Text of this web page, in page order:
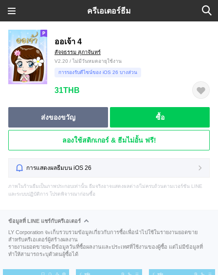
ครีเอเตอร์ธีม
ออเจ้า 4
สัจจธรรม สุภาจันทร์
V2.20 / ไม่มีวันหมดอายุใช้งาน
การรองรับดีไซน์ของ iOS 26 บางส่วน
31THB
ส่งของขวัญ ซื้อ
ลองใช้สติกเกอร์ & ธีมไม่อั้น ฟรี!
การแสดงผลธีมบน iOS 26
ภาพในร้านธีมเป็นภาพประกอบเท่านั้น ธีมจริงอาจแสดงผลต่าง/ไม่ครบถ้วนตามเวอร์ชัน LINE
และระบบปฏิบัติการ โปรดพิจารณาก่อนซื้อ
ข้อมูลที่ LINE แชร์กับครีเอเตอร์
LY Corporation จะเก็บรวบรวมข้อมูลเกี่ยวกับการซื้อเพื่อนำไปใช้ในรายงานยอดขาย
สำหรับครีเอเตอร์ผู้สร้างผลงาน
รายงานยอดขายจะมีข้อมูลวันที่ซื้อผลงานและประเทศที่ใช้งานของผู้ซื้อ แต่ไม่มีข้อมูลที่
ทำให้สามารถระบุตัวตนผู้ซื้อได้